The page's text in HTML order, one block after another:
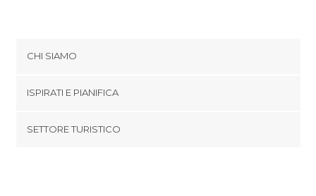
Cosa vedere di Soldeu
CHI SIAMO
Termini e Condizioni
ISPIRATI E PIANIFICA
SETTORE TURISTICO